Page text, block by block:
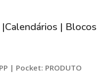
| Blocos
| Pocket: PRODUTO